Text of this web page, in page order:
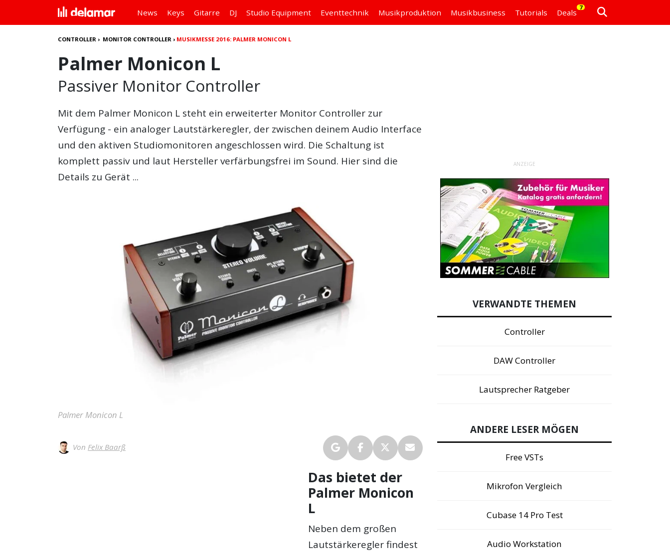
News Keys Gitarre DJ Studio Equipment Eventtechnik Musikproduktion Musikbusiness Tutorials Deals
7
CONTROLLER › MONITOR CONTROLLER › MUSIKMESSE 2016: PALMER MONICON L
Palmer Monicon L
Passiver Monitor Controller
Mit dem Palmer Monicon L steht ein erweiterter Monitor Controller zur
Verfügung - ein analoger Lautstärkeregler, der zwischen deinem Audio Interface
und den aktiven Studiomonitoren angeschlossen wird. Die Schaltung ist
komplett passiv und laut Hersteller verfärbungsfrei im Sound. Hier sind die
Details zu Gerät ...
Palmer Monicon L
Von Felix Baarß
Das bietet der
Palmer Monicon
L
Neben dem großen
Lautstärkeregler findest
ANZEIGE
VERWANDTE THEMEN
Controller
DAW Controller
Lautsprecher Ratgeber
ANDERE LESER MÖGEN
Free VSTs
Mikrofon Vergleich
Cubase 14 Pro Test
Audio Workstation